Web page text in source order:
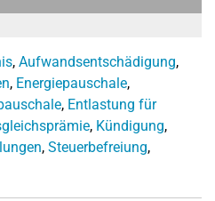
, Aufwandsentschädigung,
, Energiepauschale,
, Entlastung für
, Kündigung,
, Steuerbefreiung,